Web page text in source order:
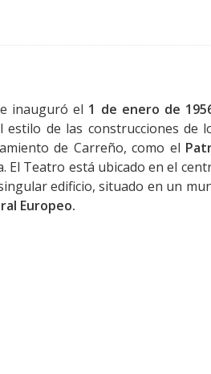
inauguró el 1 de enero de
estilo de las construcciones de
de Carreño, como el
Teatro está ubicado en el
edificio, situado en un
Europeo.